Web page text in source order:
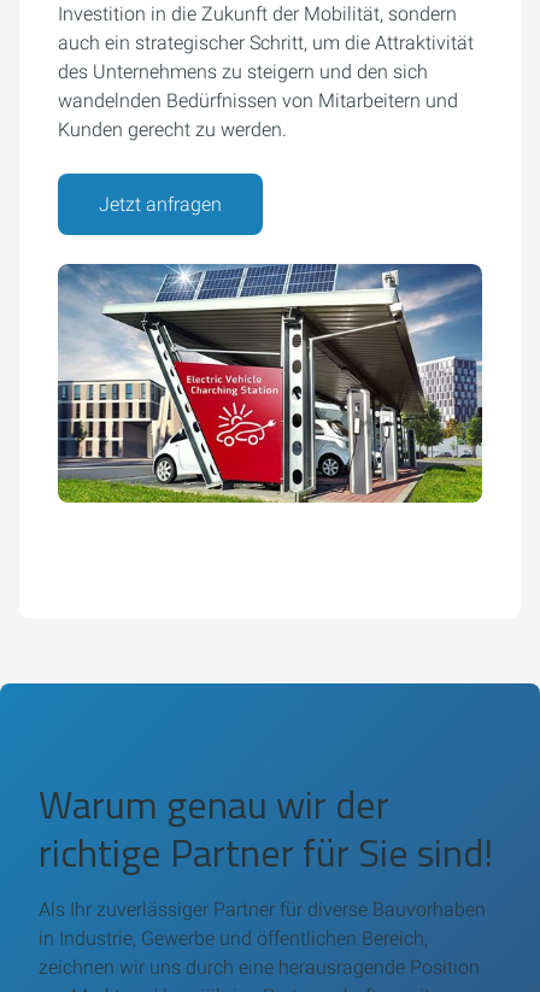
Investition in die Zukunft der Mobilität, sondern
auch ein strategischer Schritt, um die Attraktivität
des Unternehmens zu steigern und den sich
wandelnden Bedürfnissen von Mitarbeitern und
Kunden gerecht zu werden.
Jetzt anfragen
Warum genau wir der
richtige Partner für Sie sind!
Als Ihr zuverlässiger Partner für diverse Bauvorhaben
in Industrie, Gewerbe und öffentlichen Bereich,
zeichnen wir uns durch eine herausragende Position